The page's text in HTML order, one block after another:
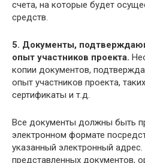
счета, на которые будет
средств.
5. Документы,
опыт участников проекта.
копии документов,
опыт участников проекта,
сертификаты и т.д.
Все документы должны быть
электронном формате
указанный электронный
представленных документов,